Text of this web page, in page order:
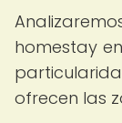
homestay
ofrecen las